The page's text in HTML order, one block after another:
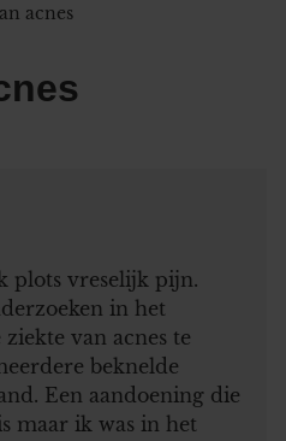
acnes
plots vreselijk pijn.
in het
van acnes te
beknelde
Een aandoening die
maar ik was in het